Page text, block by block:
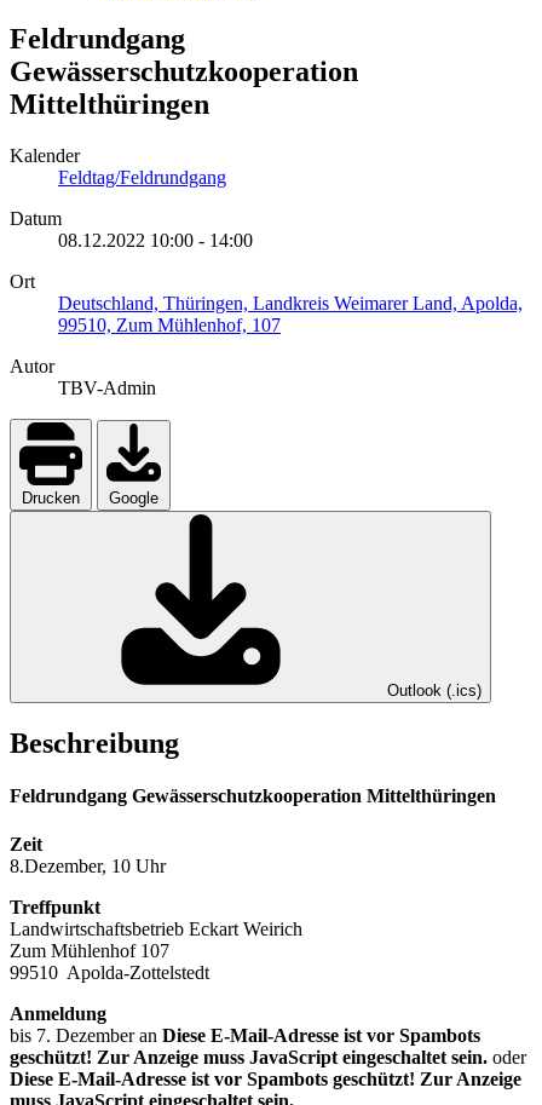
Feldrundgang
Gewässerschutzkooperation
Mittelthüringen
Kalender
Feldtag/Feldrundgang
Datum
08.12.2022 10:00 - 14:00
Ort
Deutschland, Thüringen, Landkreis Weimarer Land, Apolda,
99510, Zum Mühlenhof, 107
Autor
TBV-Admin
Drucken Google
Outlook (.ics)
Beschreibung
Feldrundgang Gewässerschutzkooperation Mittelthüringen
Zeit
8.Dezember, 10 Uhr
Treffpunkt
Landwirtschaftsbetrieb Eckart Weirich
Zum Mühlenhof 107
99510 Apolda-Zottelstedt
Anmeldung
bis 7. Dezember an Diese E-Mail-Adresse ist vor Spambots
geschützt! Zur Anzeige muss JavaScript eingeschaltet sein. oder
Diese E-Mail-Adresse ist vor Spambots geschützt! Zur Anzeige
muss JavaScript eingeschaltet sein.